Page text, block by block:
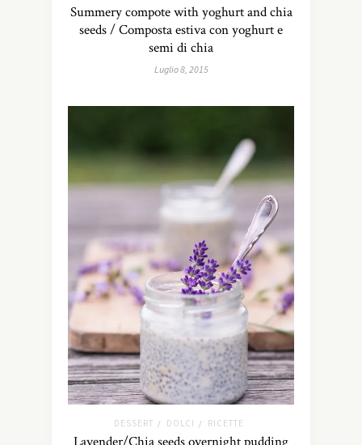
Summery compote with yoghurt and chia
seeds / Composta estiva con yoghurt e
semi di chia
Luglio 8, 2015
DESSERT / DOLCI / RICETTE